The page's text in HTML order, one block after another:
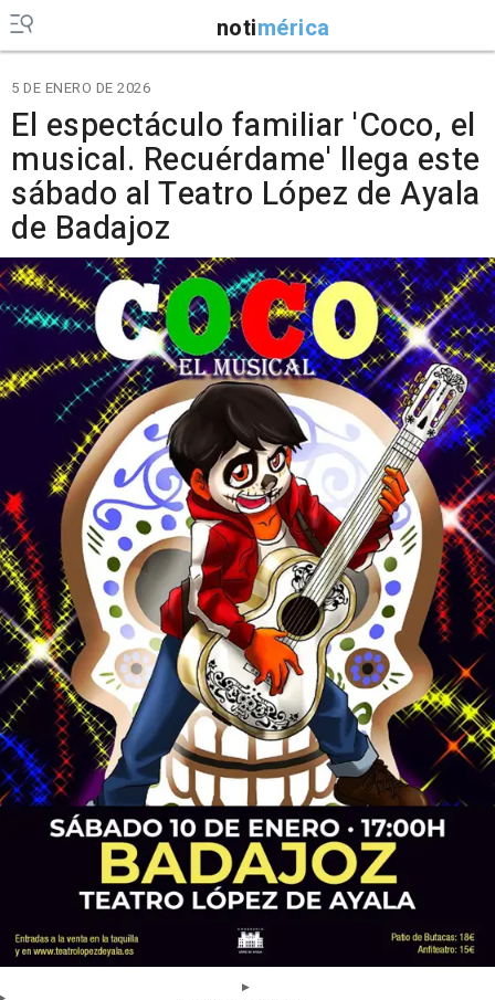
notimérica
5 DE ENERO DE 2026
El espectáculo familiar 'Coco, el
musical. Recuérdame' llega este
sábado al Teatro López de Ayala
de Badajoz